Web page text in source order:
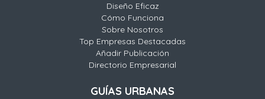
Diseño Eficaz
Cómo Funciona
Sobre Nosotros
Top Empresas Destacadas
Añadir Publicación
Directorio Empresarial
GUÍAS URBANAS